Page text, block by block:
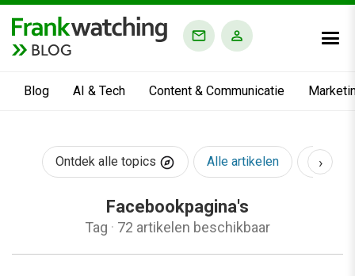
BLOG
Blog AI & Tech Content & Communicatie
Ontdek alle topics Alle artikelen AI &
›
Facebookpagina's
Tag · 72 artikelen beschikbaar